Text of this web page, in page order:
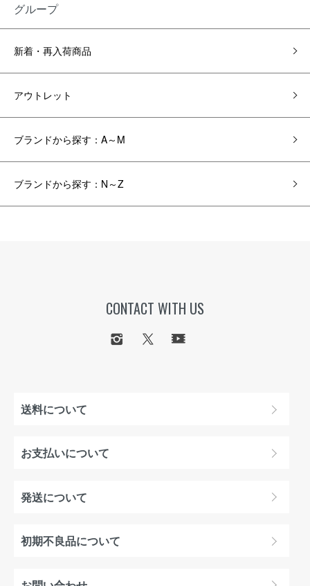
グループ
新着・再入荷商品
アウトレット
ブランドから探す：A～M
ブランドから探す：N～Z
CONTACT WITH US
送料について
お支払いについて
発送について
初期不良品について